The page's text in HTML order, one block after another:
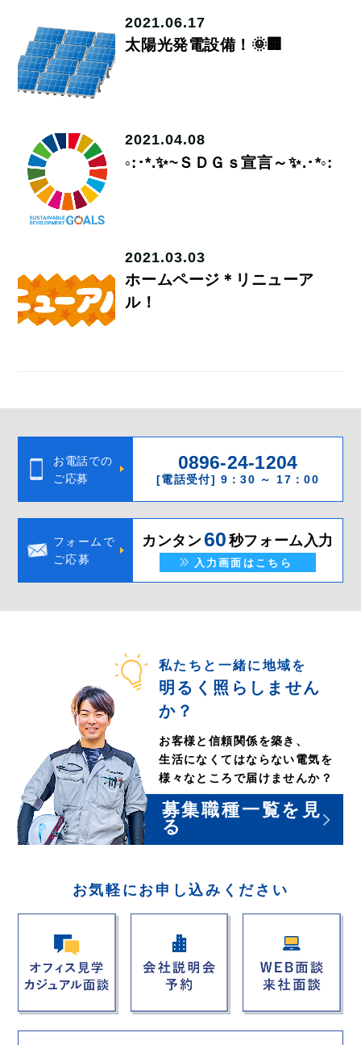
2021.06.17
太陽光発電設備！🌞🏢
2021.04.08
◦:･*.✨~ＳＤＧｓ宣言～✨.･*◦:
2021.03.03
ホームページ＊リニューア
ル！
お電話での
ご応募
0896-24-1204
[電話受付] 9：30 ～ 17：00
フォームで
ご応募
カンタン 60 秒フォーム入力
入力画面はこちら
私たちと一緒に地域を
明るく照らしません
か？
お客様と信頼関係を築き、
生活になくてはならない電気を
様々なところで届けませんか？
募集職種一覧を見
る
お気軽にお申し込みください